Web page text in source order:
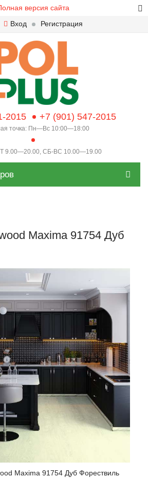
версия сайта
Вход
Регистрация
2015 +7 (901) 547-2015
точка: Пн—Вс 10:00—18:00
9.00—20.00, СБ-ВС 10.00—19.00
Maxima 91754 Дуб
Maxima 91754 Дуб Форествиль